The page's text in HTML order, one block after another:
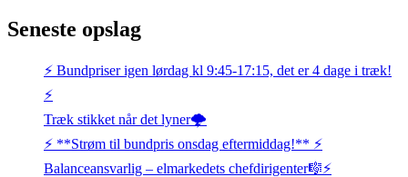
Seneste opslag
⚡️ Bundpriser igen lørdag kl 9:45-17:15, det er 4 dage i træk!
⚡️
Træk stikket når det lyner🌩️
⚡️ **Strøm til bundpris onsdag eftermiddag!** ⚡️
Balanceansvarlig – elmarkedets chefdirigenter🎼⚡